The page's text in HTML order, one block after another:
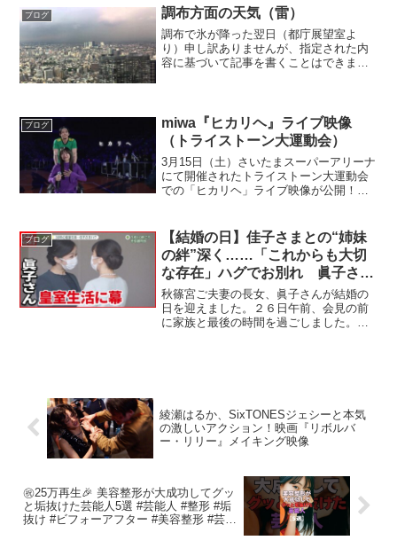
（猫）🐈の様子...
ブログ 調布方面の天気（雷）
調布で氷が降った翌日（都庁展望室よ
り）申し訳ありませんが、指定された内
容に基づいて記事を書くことはできませ
お手伝いしたいことがあれば...
ブログ
miwa『ヒカリヘ』ライブ映像
（トライストーン大運動会）
3月15日（土）さいたまスーパーアリーナ
にて開催されたトライストーン大運動会
での「ヒカリヘ」ライブ映像が公開！当
ださり、登場シーンを盛り上げていただ
きました。■Tr...
ブログ
【結婚の日】佳子さまとの“姉妹
の絆”深く……「これからも大切
な存在」ハグでお別れ 眞子さ
ん、皇室生活「30年」に幕
秋篠宮ご夫妻の長女、眞子さんが結婚の
日を迎えました。２６日午前、会見の前
に家族と最後の時間を過ごしました。別
綾瀬はるか、SixTONESジェシーと本気
の激しいアクション！映画『リボルバ
ー・リリー』メイキング映像
㊗️25万再生🎉 美容整形が大成功してグッ
と垢抜けた芸能人5選 #芸能人 #整形 #垢
抜け #ビフォーアフター #美容整形 #芸能